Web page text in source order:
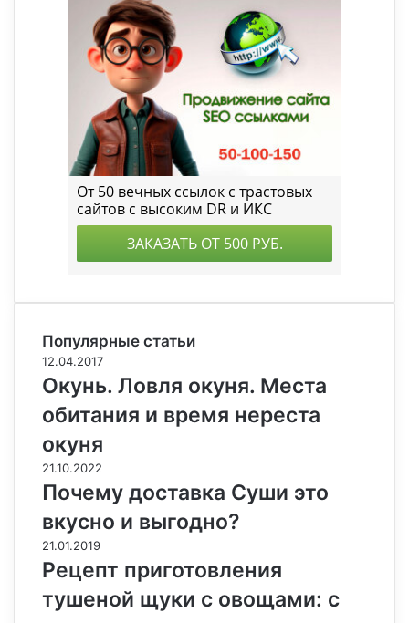
Популярные статьи
12.04.2017
Окунь. Ловля окуня. Места
обитания и время нереста
окуня
21.10.2022
Почему доставка Суши это
вкусно и выгодно?
21.01.2019
Рецепт приготовления
тушеной щуки с овощами: с